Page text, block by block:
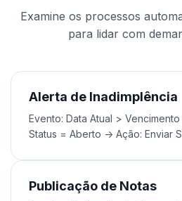
Examine os processos
para lidar com
Alerta de Inadimplência
Evento: Data Atual >
Status = Aberto -> Ação: Enviar
Publicação de Notas